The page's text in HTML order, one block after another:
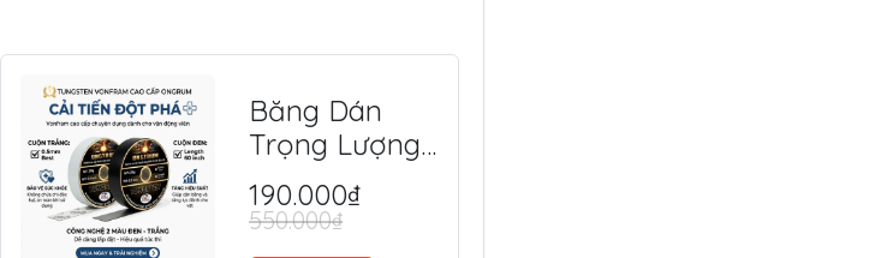
Băng Dán
Trọng Lượng
Tungsten
(Vonfram)
190.000₫
550.000₫